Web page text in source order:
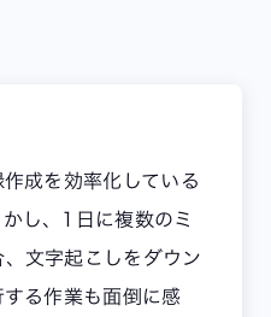
成を効率化している
し、1日に複数のミ
文字起こしをダウン
る作業も面倒に感